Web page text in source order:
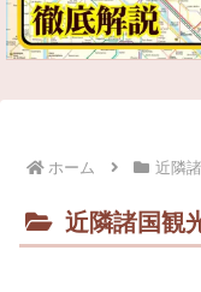
ホーム 近隣
近隣諸国観